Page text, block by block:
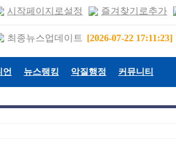
시작페이지로설정 즐겨찾기로추가
최종뉴스업데이트 [2026-07-22 17:11:23]
언 뉴스랭킹 악질행정 커뮤니티